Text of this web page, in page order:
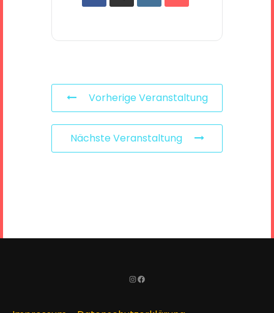
Vorherige Veranstaltung
Nächste Veranstaltung
Instagram
Facebook